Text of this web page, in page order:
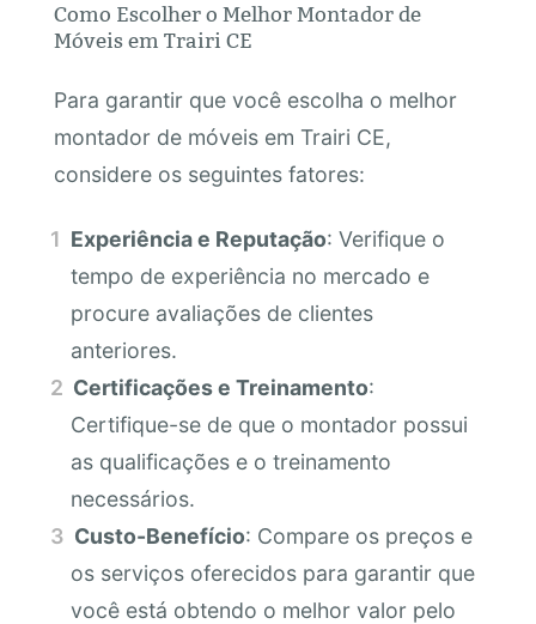
Como Escolher o Melhor Montador de
Móveis em Trairi CE
Para garantir que você escolha o melhor
montador de móveis em Trairi CE,
considere os seguintes fatores:
Experiência e Reputação: Verifique o
tempo de experiência no mercado e
procure avaliações de clientes
anteriores.
Certificações e Treinamento:
Certifique-se de que o montador possui
as qualificações e o treinamento
necessários.
Custo-Benefício: Compare os preços e
os serviços oferecidos para garantir que
você está obtendo o melhor valor pelo